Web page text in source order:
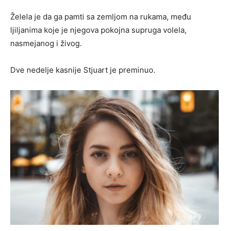
Želela je da ga pamti sa zemljom na rukama, među
ljiljanima koje je njegova pokojna supruga volela,
nasmejanog i živog.
Dve nedelje kasnije Stjuart je preminuo.